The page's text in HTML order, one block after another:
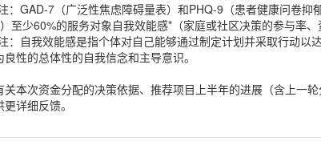
：GAD-7（广泛性焦虑障碍量表）和PHQ-9（患者健康问卷抑
至少60%的服务对象自我效能感*（家庭或社区决策的参与率
：自我效能感是指个体对自己能够通过制定计划并采取行动
良性的总体性的自我信念和主导意识。
关本次资金分配的决策依据、推荐项目上半年的进展（含上一
更详细反馈。